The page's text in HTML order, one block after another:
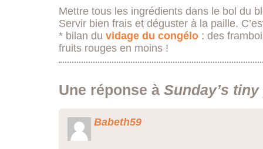
Mettre tous les ingrédients dans le bol du
Servir bien frais et déguster à la paille.
* bilan du vidage du congélo : des
fruits rouges en moins !
Une réponse à Sunday’s
Babeth59